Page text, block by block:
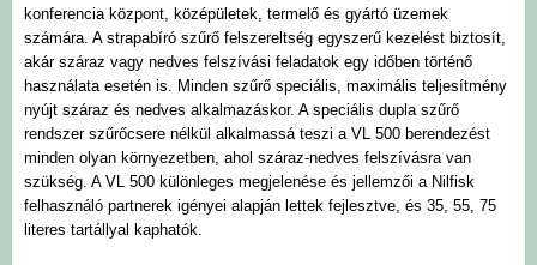
Kapcsolat
konferencia központ, középületek, termelő és gyártó üzemek
számára. A strapabíró szűrő felszereltség egyszerű kezelést biztosít,
akár száraz vagy nedves felszívási feladatok egy időben történő
használata esetén is. Minden szűrő speciális, maximális teljesítmény
nyújt száraz és nedves alkalmazáskor. A speciális dupla szűrő
rendszer szűrőcsere nélkül alkalmassá teszi a VL 500 berendezést
minden olyan környezetben, ahol száraz-nedves felszívásra van
szükség. A VL 500 különleges megjelenése és jellemzői a Nilfisk
felhasználó partnerek igényei alapján lettek fejlesztve, és 35, 55, 75
literes tartállyal kaphatók.